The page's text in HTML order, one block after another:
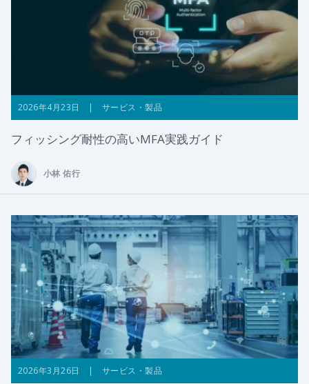
2026年4月23日 | サービス・製品
フィッシング耐性の高いMFA実践ガイド
小林 佑行
2026年3月26日 | サービス・製品